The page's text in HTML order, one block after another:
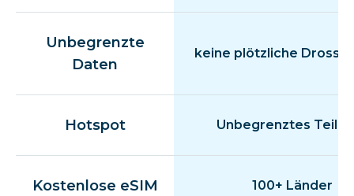
Unbegrenzte
Daten
keine plötzliche
Hotspot Unbegrenztes Teilen
Kostenlose eSIM 100+ Länder